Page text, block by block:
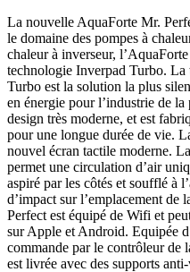
La nouvelle AquaForte Mr.
le domaine des pompes à
chaleur à inverseur,
technologie Inverpad Turbo.
Turbo est la solution la plus
en énergie pour l’industrie de
design très moderne, et est
pour une longue durée de vie.
nouvel écran tactile moderne.
permet une circulation d’air
aspiré par les côtés et soufflé à
d’impact sur l’emplacement de
Perfect est équipé de Wifi et
sur Apple et Android. Equipée
commande par le contrôleur de
est livrée avec des supports